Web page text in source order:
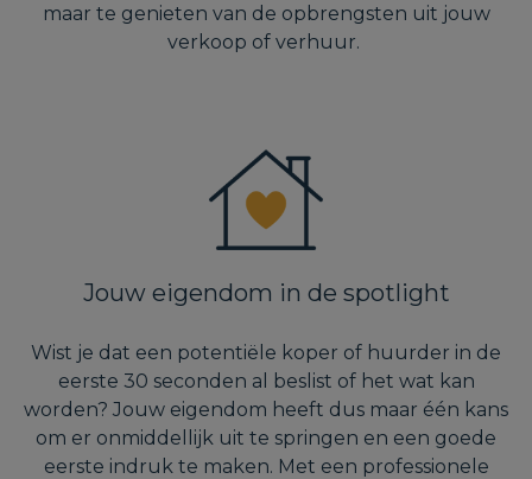
maar te genieten van de opbrengsten uit jouw
verkoop of verhuur.
Jouw eigendom in de spotlight
Wist je dat een potentiële koper of huurder in de
eerste 30 seconden al beslist of het wat kan
worden? Jouw eigendom heeft dus maar één kans
om er onmiddellijk uit te springen en een goede
eerste indruk te maken. Met een professionele